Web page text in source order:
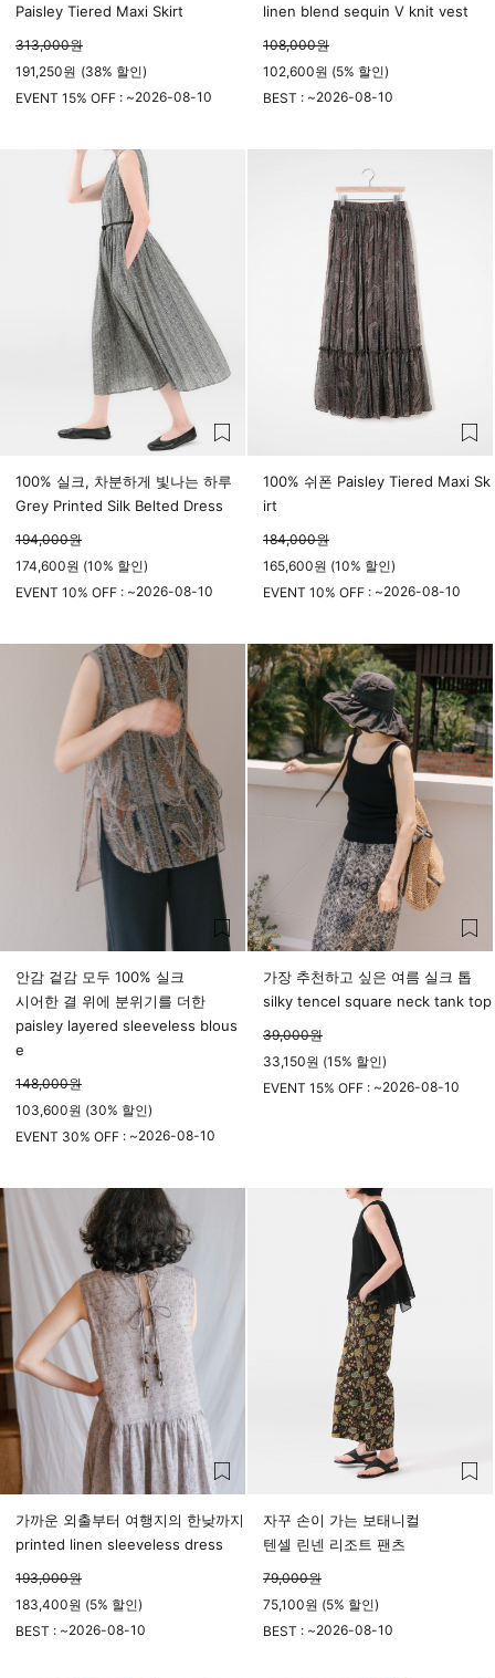
Paisley Tiered Maxi Skirt
313,000원
191,250원 (38% 할인)
EVENT 15% OFF : ~2026-08-10
linen blend sequin V knit vest
108,000원
102,600원 (5% 할인)
BEST : ~2026-08-10
100% 실크, 차분하게 빛나는 하루
Grey Printed Silk Belted Dress
194,000원
174,600원 (10% 할인)
EVENT 10% OFF : ~2026-08-10
100% 쉬폰 Paisley Tiered Maxi Sk
irt
184,000원
165,600원 (10% 할인)
EVENT 10% OFF : ~2026-08-10
안감 겉감 모두 100% 실크
시어한 결 위에 분위기를 더한
paisley layered sleeveless blous
e
148,000원
103,600원 (30% 할인)
EVENT 30% OFF : ~2026-08-10
가장 추천하고 싶은 여름 실크 톱
silky tencel square neck tank top
39,000원
33,150원 (15% 할인)
EVENT 15% OFF : ~2026-08-10
가까운 외출부터 여행지의 한낮까지
printed linen sleeveless dress
193,000원
183,400원 (5% 할인)
BEST : ~2026-08-10
자꾸 손이 가는 보태니컬
텐셀 린넨 리조트 팬츠
79,000원
75,100원 (5% 할인)
BEST : ~2026-08-10